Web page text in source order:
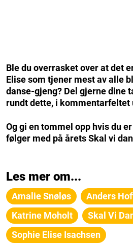
Ble du overrasket over at det
Elise som tjener mest av alle
danse-gjeng? Del gjerne dine
rundt dette, i kommentarfeltet
Og gi en tommel opp hvis du
følger med på årets Skal vi
Les mer om...
Amalie Snøløs Anders
Katrine Moholt
Skal Vi
Sophie Elise Isachsen